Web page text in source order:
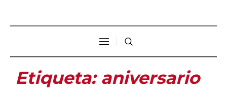
Etiqueta: aniversario